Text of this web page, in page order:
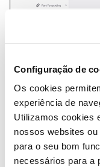
Configuração de
Os cookies
experiência de
Utilizamos cookies
nossos websites
para o seu bom
necessários para a